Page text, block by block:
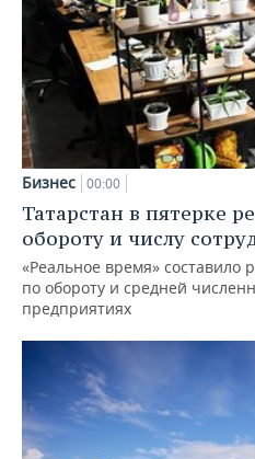
Бизнес 00:00
Татарстан в пятерке
обороту и числу
«Реальное время» составило
по обороту и средней
предприятиях